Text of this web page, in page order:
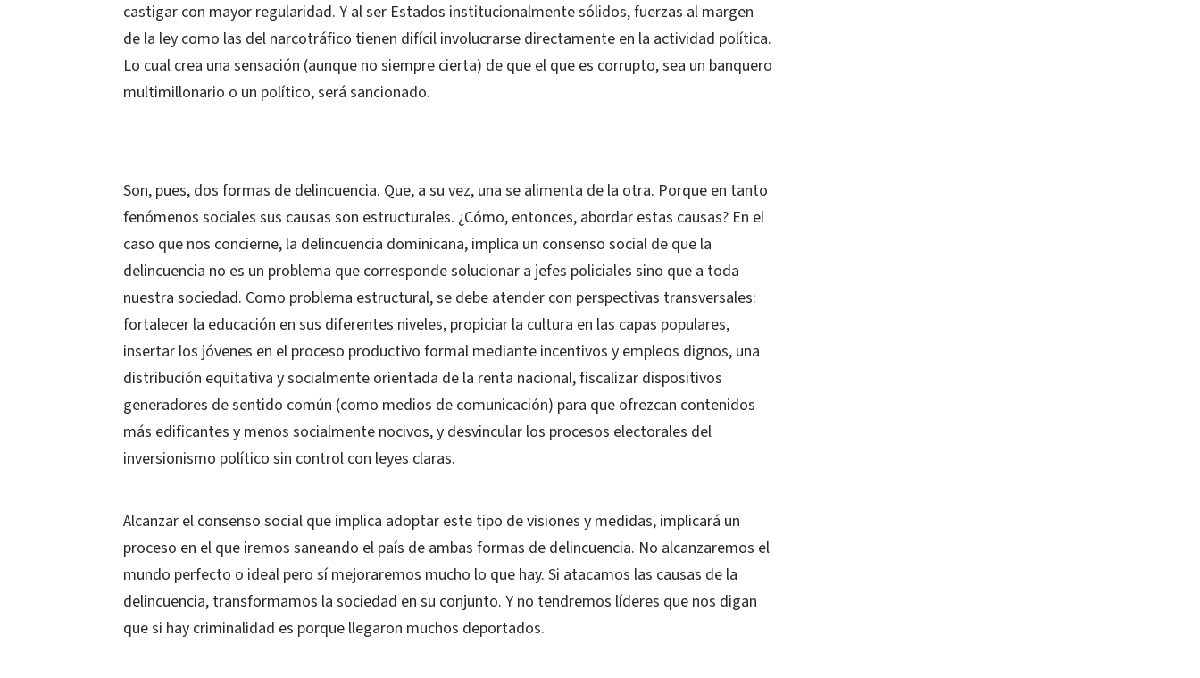
castigar con mayor regularidad. Y al ser Estados institucionalmente sólidos, fuerzas al margen
de la ley como las del narcotráfico tienen difícil involucrarse directamente en la actividad política.
Lo cual crea una sensación (aunque no siempre cierta) de que el que es corrupto, sea un banquero
multimillonario o un político, será sancionado.
Son, pues, dos formas de delincuencia. Que, a su vez, una se alimenta de la otra. Porque en tanto
fenómenos sociales sus causas son estructurales. ¿Cómo, entonces, abordar estas causas? En el
caso que nos concierne, la delincuencia dominicana, implica un consenso social de que la
delincuencia no es un problema que corresponde solucionar a jefes policiales sino que a toda
nuestra sociedad. Como problema estructural, se debe atender con perspectivas transversales:
fortalecer la educación en sus diferentes niveles, propiciar la cultura en las capas populares,
insertar los jóvenes en el proceso productivo formal mediante incentivos y empleos dignos, una
distribución equitativa y socialmente orientada de la renta nacional, fiscalizar dispositivos
generadores de sentido común (como medios de comunicación) para que ofrezcan contenidos
más edificantes y menos socialmente nocivos, y desvincular los procesos electorales del
inversionismo político sin control con leyes claras.
Alcanzar el consenso social que implica adoptar este tipo de visiones y medidas, implicará un
proceso en el que iremos saneando el país de ambas formas de delincuencia. No alcanzaremos el
mundo perfecto o ideal pero sí mejoraremos mucho lo que hay. Si atacamos las causas de la
delincuencia, transformamos la sociedad en su conjunto. Y no tendremos líderes que nos digan
que si hay criminalidad es porque llegaron muchos deportados.